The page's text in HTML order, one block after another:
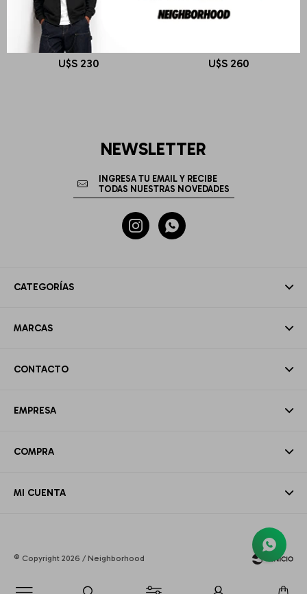
DR MARTENS
ADRIAN YS BLACK SMOOTH
U$S 230 U$S 260
CATEGORÍAS
MARCAS
CONTACTO
EMPRESA
COMPRA
MI CUENTA
NEWSLETTER
 
© Copyright 2026 / Neighborhood